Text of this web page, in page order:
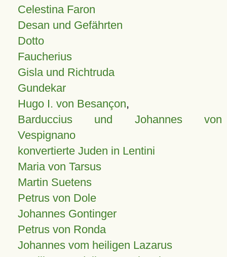
Celestina Faron
Desan und Gefährten
Dotto
Faucherius
Gisla und Richtruda
Gundekar
Hugo I. von Besançon,
Barduccius und Johannes von
Vespignano
konvertierte Juden in Lentini
Maria von Tarsus
Martin Suetens
Petrus von Dole
Johannes Gontinger
Petrus von Ronda
Johannes vom heiligen Lazarus